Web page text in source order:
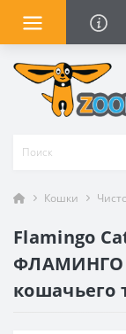
Кошки
Flamingo
ФЛАМИНГО
кошачьего